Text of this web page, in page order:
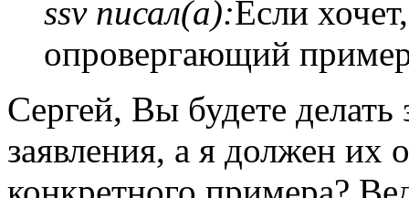
ssv писал(а):Если
опровергающий
Сергей, Вы будете делать
заявления, а я должен их